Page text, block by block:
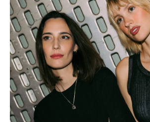
ARTICLES,
ARTISTES,
MUSIQUE
,